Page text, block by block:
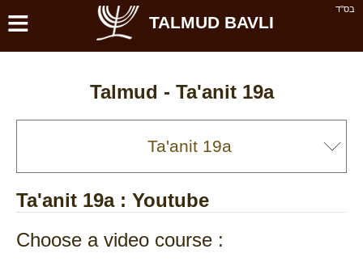
בס''ד ≡ TALMUD BAVLI
Talmud - Ta'anit 19a
Ta'anit 19a: Youtube
Choose a video course :